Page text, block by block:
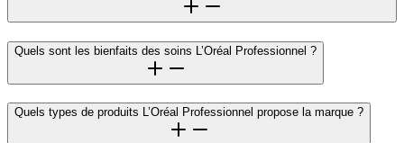
Quels sont les bienfaits des soins L’Oréal Professionnel ?
Quels types de produits L’Oréal Professionnel propose la marque ?